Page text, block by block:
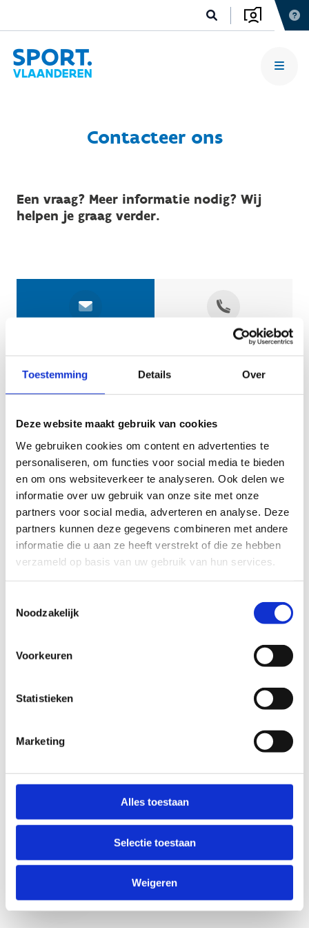
Toestemming Details Over
Deze website maakt gebruik van cookies
We gebruiken cookies om content en advertenties te
personaliseren, om functies voor social media te bieden
en om ons websiteverkeer te analyseren. Ook delen we
informatie over uw gebruik van onze site met onze
partners voor social media, adverteren en analyse. Deze
partners kunnen deze gegevens combineren met andere
informatie die u aan ze heeft verstrekt of die ze hebben
verzameld op basis van uw gebruik van hun services.
Noodzakelijk
Voorkeuren
Statistieken
Marketing
Alles toestaan
Selectie toestaan
Weigeren
Contacteer ons
Een vraag? Meer informatie nodig? Wij
helpen je graag verder.
Geef aan tot welk domein jouw vraag behoort
KIES EEN DOMEIN
Jouw vraag
Anti-Robot Verification
Click to start verification
Verzend